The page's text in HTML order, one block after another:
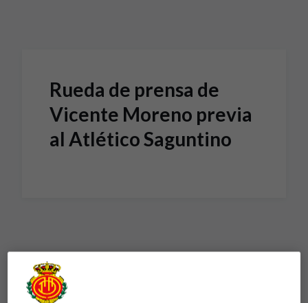
Rueda de prensa de
Vicente Moreno previa
al Atlético Saguntino